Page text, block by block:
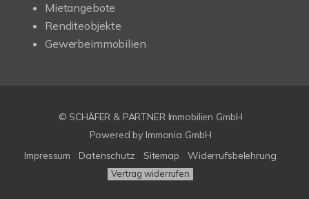
Mietangebote
Renditeobjekte
Gewerbeimmobilien
© SCHÄFER & PARTNER Immobilien GmbH
Powered by Immonia GmbH
Impressum
Datenschutz Sitemap Widerrufsbelehrung
Vertrag widerrufen